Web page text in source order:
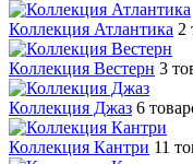
Коллекция Атлантика 2
Коллекция Вестерн 3
Коллекция Джаз 6
Коллекция Кантри 11